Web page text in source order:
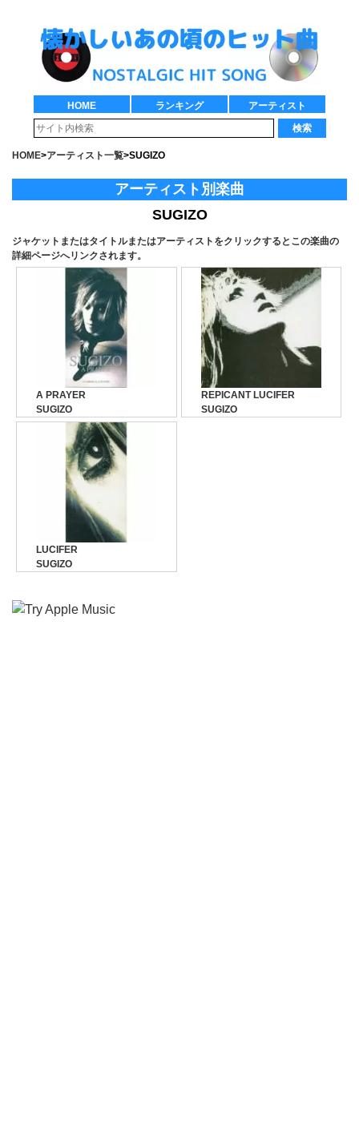
HOME ランキング
アーティスト
検索
HOME>アーティスト一覧>SUGIZO
アーティスト別楽曲
SUGIZO
ジャケットまたはタイトルまたはアーティストをクリックするとこの楽曲の
詳細ページへリンクされます。
A PRAYER
SUGIZO
REPICANT LUCIFER
SUGIZO
LUCIFER
SUGIZO